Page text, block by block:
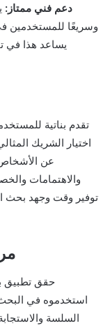
دعم فني ممتاز:
وسريعًا للمستخدمين
يساعد هذا في
تقدم بناتية
اختيار الشريك
عن الأشخاص
والاهتمامات
توفير وقت وجهد بحث
حقق تطبيق
استخدموه في البحث
السلسة